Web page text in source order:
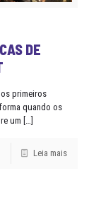
DE
primeiros
quando os
um […]
Leia mais